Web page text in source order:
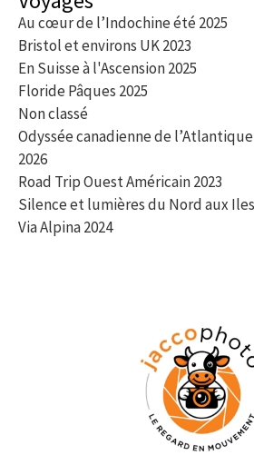
Au cœur de l’Indochine été 2025
Bristol et environs UK 2023
En Suisse à l'Ascension 2025
Floride Pâques 2025
Non classé
Odyssée canadienne de
2026
Road Trip Ouest Américain 2023
Silence et lumières du Nord aux
Via Alpina 2024